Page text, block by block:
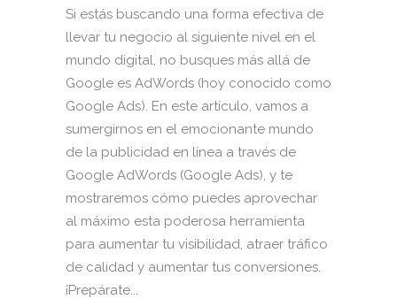
Si estás buscando una forma efectiva de
llevar tu negocio al siguiente nivel en el
mundo digital, no busques más allá de
Google es AdWords (hoy conocido como
Google Ads). En este artículo, vamos a
sumergirnos en el emocionante mundo
de la publicidad en línea a través de
Google AdWords (Google Ads), y te
mostraremos cómo puedes aprovechar
al máximo esta poderosa herramienta
para aumentar tu visibilidad, atraer tráfico
de calidad y aumentar tus conversiones.
¡Prepárate...